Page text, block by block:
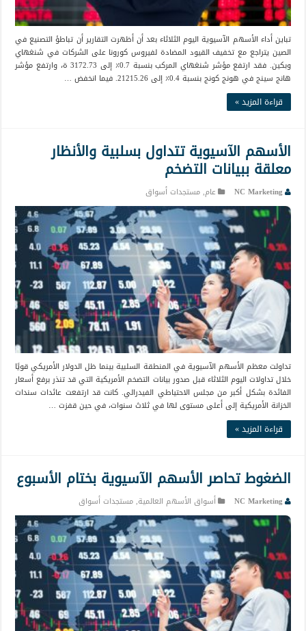
تباين أداء الأسهم الآسيوية اليوم الثلاثاء بعد أن أظهرت التقارير أن تباطؤ التصنيع في
الصين يتراجع مع تخفيف القيود المضادة لفيروس كورونا على الشركات في شنغهاي
وبكين. فقد ارتفع مؤشر شنغهاي المركب بنسبة 0.7٪ إلى 3172.73 ة، وارتفع مؤشر
هانج سينج في هونج كونج بنسبة 0.4٪ إلى 21215.26. فيما انخفض …
قراءة المزيد »
الأسهم الآسيوية تتداول بسلبية والأنظار
معلقة ببيانات التضخم
NC Marketing عام,مستجدات أسواق
تداولت معظم الأسهم الآسيوية في المنطقة السلبية بينما ظل الدولار الأمريكي قويًا
خلال تداولات اليوم الثلاثاء قبل صدور بيانات التضخم الأمريكية التي قد تنذر برفع أسعار
الفائدة بشكل أكبر من مجلس الاحتياطي الفيدرالي. كانت قد ارتفعت عائدات سندات
الخزانة الأمريكية إلى أعلى مستوى لها في ثلاث سنوات، في حين قفزت …
قراءة المزيد »
الضغوط تحاصر الأسهم الآسيوية بختام الأسبوع
NC Marketing أسواق الأسهم العالمية,مستجدات أسواق